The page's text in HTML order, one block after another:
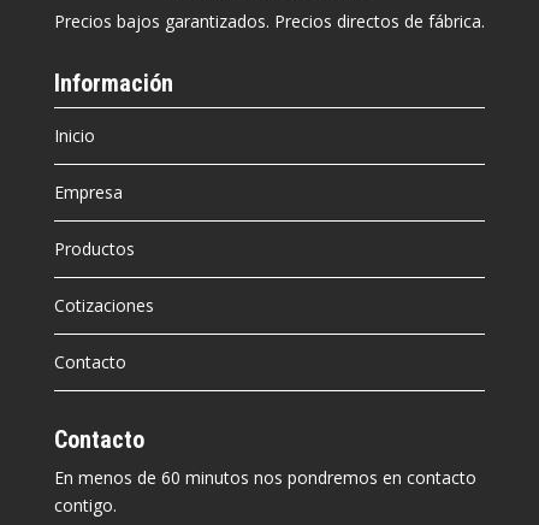
Precios bajos garantizados. Precios directos de fábrica.
Información
Inicio
Empresa
Productos
Cotizaciones
Contacto
Contacto
En menos de 60 minutos nos pondremos en contacto
contigo.